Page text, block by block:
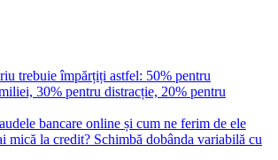
trebuie împărțiți astfel: 50% pentru
30% pentru distracție, 20% pentru
bancare online și cum ne ferim de ele
mică la credit? Schimbă dobânda variabilă cu